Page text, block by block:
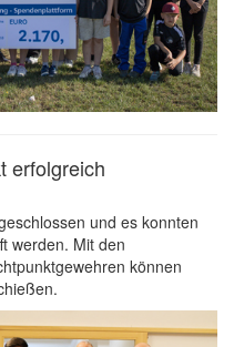
erfolgreich
und es konnten
werden. Mit den
können